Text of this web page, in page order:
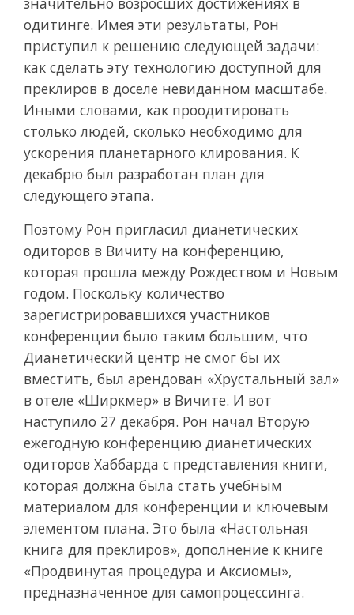
одитинге. Имея эти результаты, Рон
приступил к решению следующей задачи:
как сделать эту технологию доступной для
преклиров в доселе невиданном масштабе.
Иными словами, как проодитировать
столько людей, сколько необходимо для
ускорения планетарного клирования. К
декабрю был разработан план для
следующего этапа.
Поэтому Рон пригласил дианетических
одиторов в Вичиту на конференцию,
которая прошла между Рождеством и Новым
годом. Поскольку количество
зарегистрировавшихся участников
конференции было таким большим, что
Дианетический центр не смог бы их
вместить, был арендован «Хрустальный зал»
в отеле «Ширкмер» в Вичите. И вот
наступило 27 декабря. Рон начал Вторую
ежегодную конференцию дианетических
одиторов Хаббарда с представления книги,
которая должна была стать учебным
материалом для конференции и ключевым
элементом плана. Это была «Настольная
книга для преклиров», дополнение к книге
«Продвинутая процедура и Аксиомы»,
предназначенное для самопроцессинга.